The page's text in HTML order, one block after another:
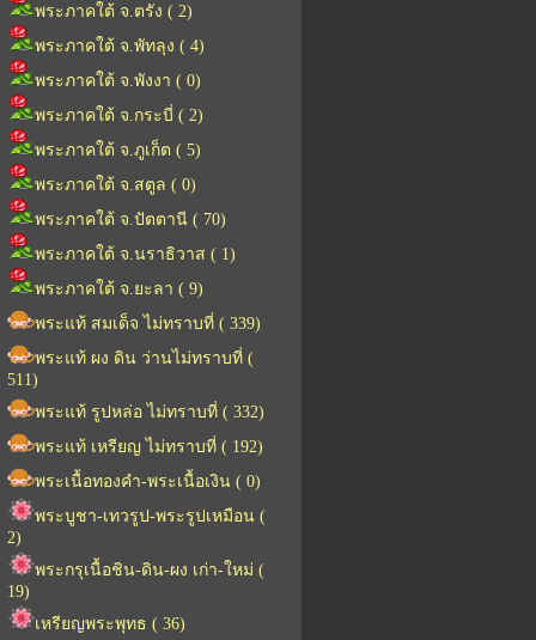
พระภาคใต้ จ.ตรัง ( 2)
พระภาคใต้ จ.พัทลุง ( 4)
พระภาคใต้ จ.พังงา ( 0)
พระภาคใต้ จ.กระบี่ ( 2)
พระภาคใต้ จ.ภูเก็ต ( 5)
พระภาคใต้ จ.สตูล ( 0)
พระภาคใต้ จ.ปัตตานี ( 70)
พระภาคใต้ จ.นราธิวาส ( 1)
พระภาคใต้ จ.ยะลา ( 9)
พระแท้ สมเด็จ ไม่ทราบที่ ( 339)
พระแท้ ผง ดิน ว่านไม่ทราบที่ (
511)
พระแท้ รูปหล่อ ไม่ทราบที่ ( 332)
พระแท้ เหรียญ ไม่ทราบที่ ( 192)
พระเนื้อทองคำ-พระเนื้อเงิน ( 0)
พระบูชา-เทวรูป-พระรูปเหมือน (
2)
พระกรุเนื้อชิน-ดิน-ผง เก่า-ใหม่ (
19)
เหรียญพระพุทธ ( 36)